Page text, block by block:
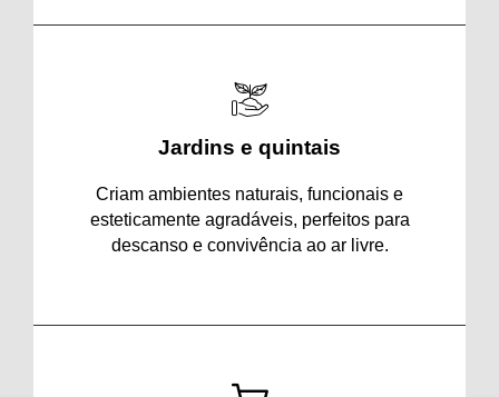
Jardins e quintais
Criam ambientes naturais, funcionais e
esteticamente agradáveis, perfeitos para
descanso e convivência ao ar livre.